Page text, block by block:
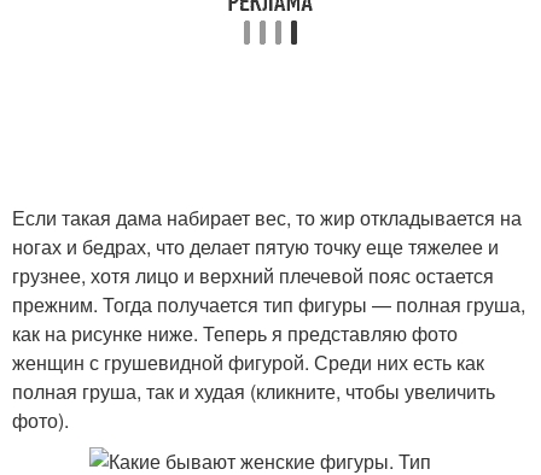
Если такая дама набирает вес, то жир откладывается на
ногах и бедрах, что делает пятую точку еще тяжелее и
грузнее, хотя лицо и верхний плечевой пояс остается
прежним. Тогда получается тип фигуры — полная груша,
как на рисунке ниже. Теперь я представляю фото
женщин с грушевидной фигурой. Среди них есть как
полная груша, так и худая (кликните, чтобы увеличить
фото).